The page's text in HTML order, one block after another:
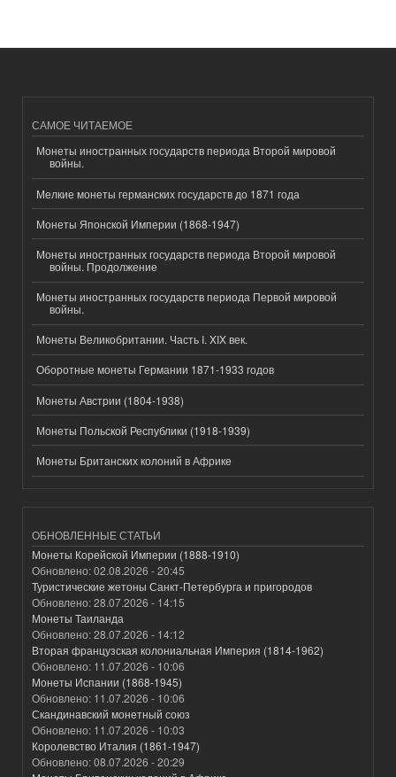
САМОЕ ЧИТАЕМОЕ
Монеты иностранных государств периода Второй мировой
войны.
Мелкие монеты германских государств до 1871 года
Монеты Японской Империи (1868-1947)
Монеты иностранных государств периода Второй мировой
войны. Продолжение
Монеты иностранных государств периода Первой мировой
войны.
Монеты Великобритании. Часть I. XIX век.
Оборотные монеты Германии 1871-1933 годов
Монеты Австрии (1804-1938)
Монеты Польской Республики (1918-1939)
Монеты Британских колоний в Африке
ОБНОВЛЕННЫЕ СТАТЬИ
Монеты Корейской Империи (1888-1910)
Обновлено:02.08.2026 - 20:45
Туристические жетоны Санкт-Петербурга и пригородов
Обновлено:28.07.2026 - 14:15
Монеты Таиланда
Обновлено:28.07.2026 - 14:12
Вторая французская колониальная Империя (1814-1962)
Обновлено: 11.07.2026 - 10:06
Монеты Испании (1868-1945)
Обновлено: 11.07.2026 - 10:06
Скандинавский монетный союз
Обновлено: 11.07.2026 - 10:03
Королевство Италия (1861-1947)
Обновлено:08.07.2026 - 20:29